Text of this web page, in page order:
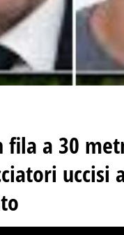
a 30
uccisi